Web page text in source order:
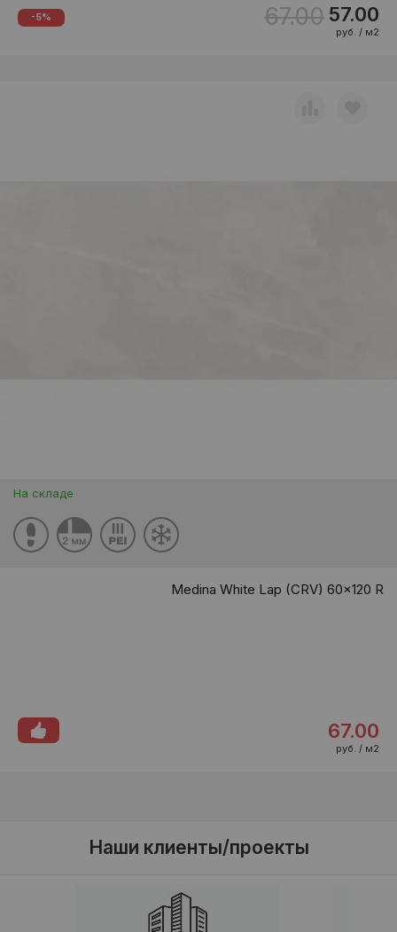
-5% 67.00 57.00
руб. / м2
На складе
Medina White Lap (CRV) 60x120 R
67.00
руб. / м2
Наши клиенты/проекты